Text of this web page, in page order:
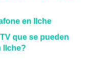
en Ilche
que se pueden
Ilche?